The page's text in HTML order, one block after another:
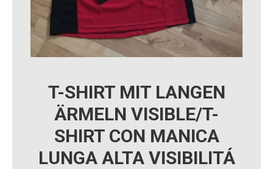
T-SHIRT MIT LANGEN
ÄRMELN VISIBLE/T-
SHIRT CON MANICA
LUNGA ALTA VISIBILITÁ